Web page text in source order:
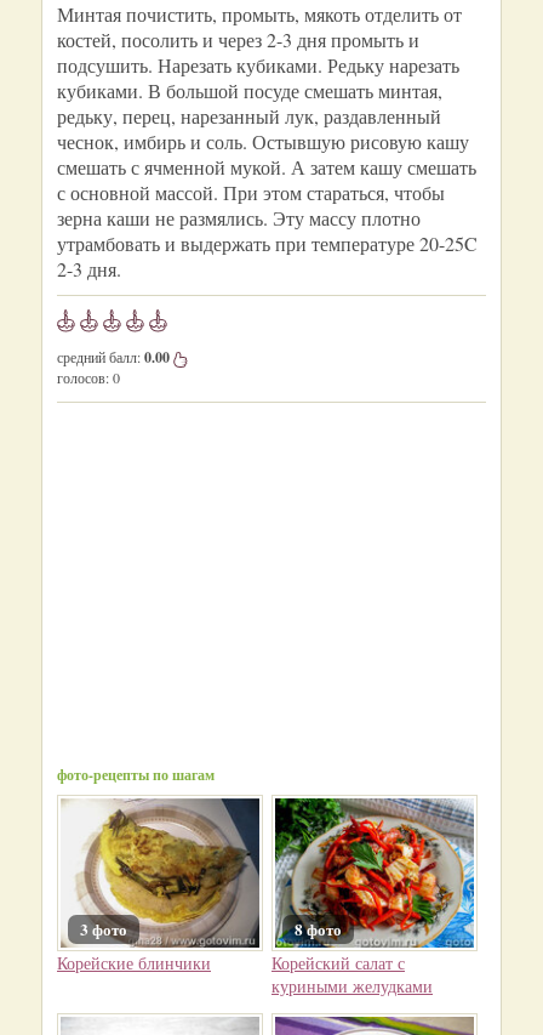
Минтая почистить, промыть, мякоть отделить от
костей, посолить и через 2-3 дня промыть и
подсушить. Нарезать кубиками. Редьку нарезать
кубиками. В большой посуде смешать минтая,
редьку, перец, нарезанный лук, раздавленный
чеснок, имбирь и соль. Остывшую рисовую кашу
смешать с ячменной мукой. А затем кашу смешать
с основной массой. При этом стараться, чтобы
зерна каши не размялись. Эту массу плотно
утрамбовать и выдержать при температуре 20-25C
2-3 дня.
средний балл:0.00
голосов:0
фото-рецепты по шагам
3 фото
Корейские блинчики
8 фото
Корейский салат с
куриными желудками